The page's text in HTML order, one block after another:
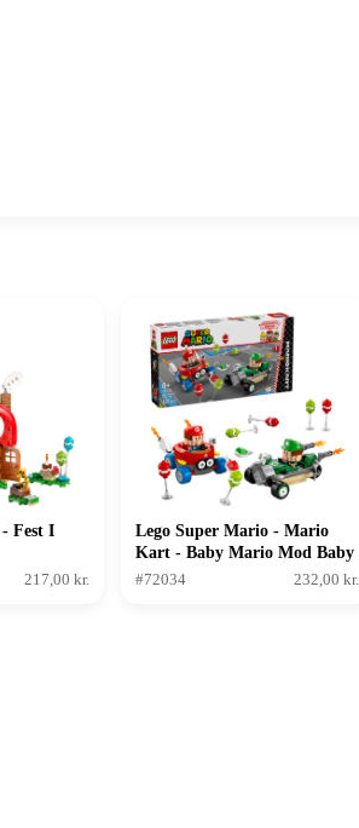
Fest I
217,00 kr.
Lego Super Mario - Mario
Kart - Baby Mario Mod Baby
Luigi
#72034 232,00 kr.